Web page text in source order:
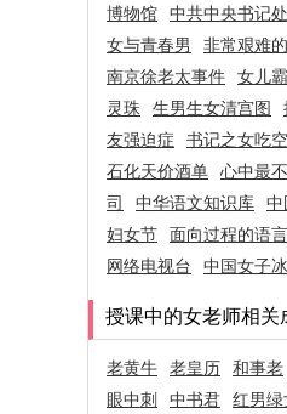
博物馆
中共中央书记处
女与青春男
非常艰难
南京徐老太事件
女儿
灵珠
生男生女清宫图
友强迫症
书记之女吃
石化天价酒单
心中最
司
中华语文知识库 中
妇女节
面向过程的语言
网络电视台
中国女子
授课中的女老师相关
老黄牛 老皇历 和事老
眼中刺
中书君 红男绿